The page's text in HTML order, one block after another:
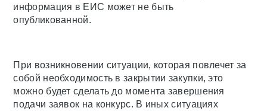
информация в ЕИС может не быть
опубликованной.
При возникновении ситуации, которая повлечет за
собой необходимость в закрытии закупки, это
можно будет сделать до момента завершения
подачи заявок на конкурс. В иных ситуациях